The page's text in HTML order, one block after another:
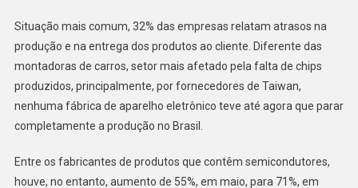
Situação mais comum, 32% das empresas relatam atrasos na
produção e na entrega dos produtos ao cliente. Diferente das
montadoras de carros, setor mais afetado pela falta de chips
produzidos, principalmente, por fornecedores de Taiwan,
nenhuma fábrica de aparelho eletrônico teve até agora que parar
completamente a produção no Brasil.
Entre os fabricantes de produtos que contêm semicondutores,
houve, no entanto, aumento de 55%, em maio, para 71%, em